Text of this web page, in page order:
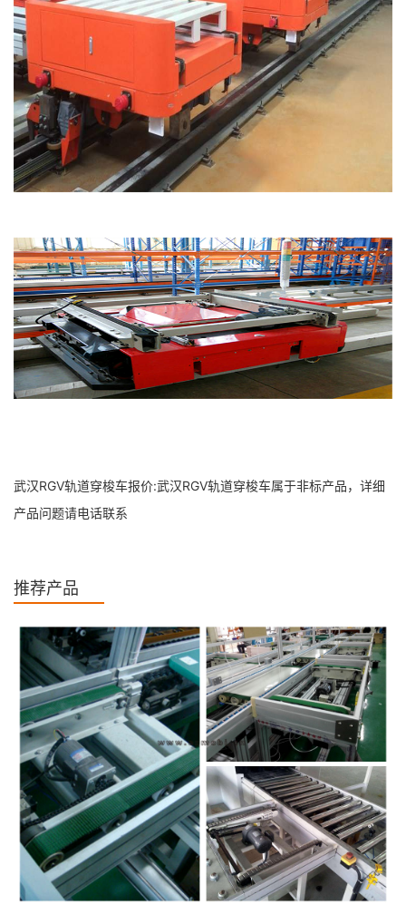
武汉RGV轨道穿梭车报价:武汉RGV轨道穿梭车属于非标产品，详细
产品问题请电话联系
推荐产品